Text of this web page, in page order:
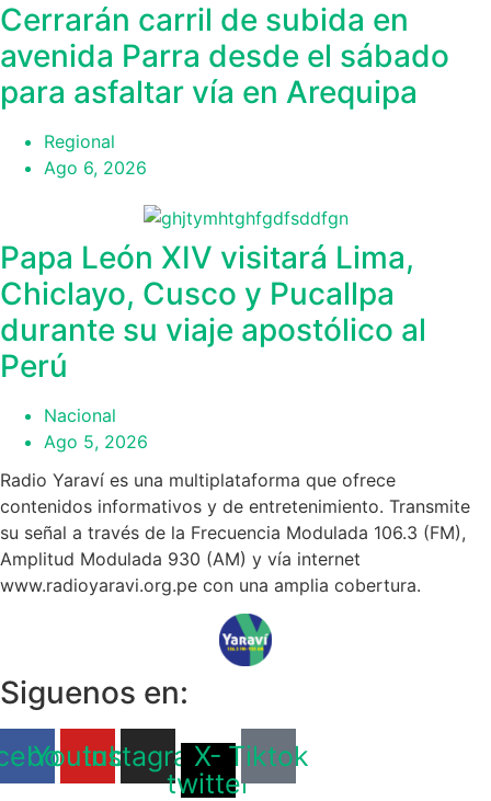
Cerrarán carril de subida en
avenida Parra desde el sábado
para asfaltar vía en Arequipa
Regional
Ago 6, 2026
Papa León XIV visitará Lima,
Chiclayo, Cusco y Pucallpa
durante su viaje apostólico al
Perú
Nacional
Ago 5, 2026
Radio Yaraví es una multiplataforma que ofrece
contenidos informativos y de entretenimiento. Transmite
su señal a través de la Frecuencia Modulada 106.3 (FM),
Amplitud Modulada 930 (AM) y vía internet
www.radioyaravi.org.pe con una amplia cobertura.
Siguenos en:
Youtube
Instagram
X-
twitter
Tiktok